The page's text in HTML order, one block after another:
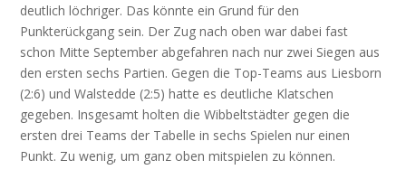
deutlich löchriger. Das könnte ein Grund für den
Punkterückgang sein. Der Zug nach oben war dabei fast
schon Mitte September abgefahren nach nur zwei Siegen aus
den ersten sechs Partien. Gegen die Top-Teams aus Liesborn
(2:6) und Walstedde (2:5) hatte es deutliche Klatschen
gegeben. Insgesamt holten die Wibbeltstädter gegen die
ersten drei Teams der Tabelle in sechs Spielen nur einen
Punkt. Zu wenig, um ganz oben mitspielen zu können.